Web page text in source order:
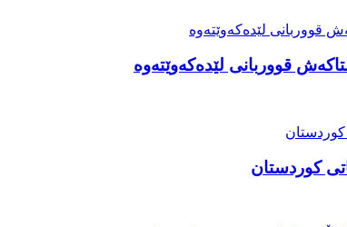
قووربانی لێدەکەوێتەوە